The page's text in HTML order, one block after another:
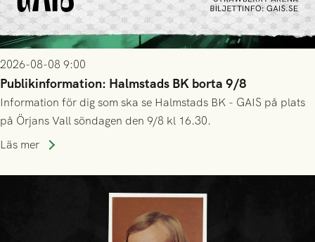
2026-08-08 9:00
Publikinformation: Halmstads BK borta 9/8
Information för dig som ska se Halmstads BK - GAIS på plats
på Örjans Vall söndagen den 9/8 kl 16.30.
Läs mer